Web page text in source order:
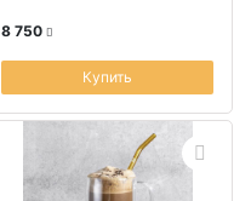
8 750
Купить